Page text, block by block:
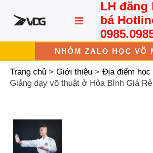
dung
MAIN
MENU
LH đăng
bá
NHÓM ZALO HỌC VÕ
Trang chủ Giới thiệu
Địa điểm học
Giảng dạy võ thuật ở Hòa Bình Giá